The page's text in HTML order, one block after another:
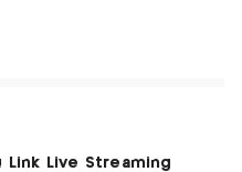
Link Live Streaming